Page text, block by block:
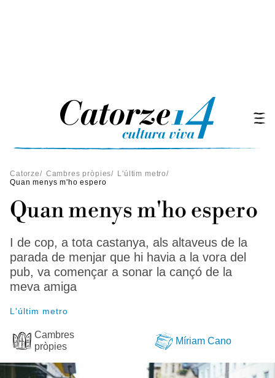
Catorze/ Cambres pròpies/ L'últim metro/
Quan menys m'ho espero
Quan menys m'ho espero
I de cop, a tota castanya, als altaveus de la
parada de menjar que hi havia a la vora del
pub, va començar a sonar la cançó de la
meva amiga
L'últim metro
Cambres
pròpies
Míriam Cano